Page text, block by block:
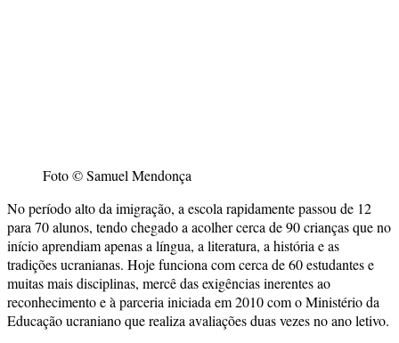
Foto © Samuel Mendonça
No período alto da imigração, a escola rapidamente passou de 12
para 70 alunos, tendo chegado a acolher cerca de 90 crianças que no
início aprendiam apenas a língua, a literatura, a história e as
tradições ucranianas. Hoje funciona com cerca de 60 estudantes e
muitas mais disciplinas, mercê das exigências inerentes ao
reconhecimento e à parceria iniciada em 2010 com o Ministério da
Educação ucraniano que realiza avaliações duas vezes no ano letivo.